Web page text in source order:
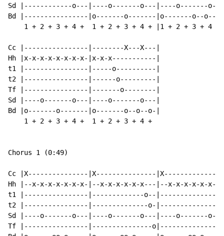
Sd |------------o---|----o-------o---|----o-------
Bd |----------------|o-------o-------|o-------o--o--
1 + 2 + 3 + 4 +  1 + 2 + 3 + 4 + |1 + 2 + 3 + 4
Cc |----------------|--------X---X---|
Hh |x-x-x-x-x-x-x-x-|x-x-x-----------|
t1 |----------------|-----o----------|
t2 |----------------|------o---------|
Tf |----------------|-------o--------|
Sd |----o-------o---|----o-------o---|
Bd |o-------o-------|o-------o--o--o-|
    1 + 2 + 3 + 4 +  1 + 2 + 3 + 4 +
Chorus 1 (0:49)
Cc |X---------------|X---------------
Hh |--x-x-x-x-x-x-x-|--x-x-x-x-x-x---|--x-x-x-x-x-x-
t1 |----------------|-------------o--
t2 |----------------|--------------o-
Sd |----o-------o---|----o-------o---|----o-------
Tf |----------------|---------------